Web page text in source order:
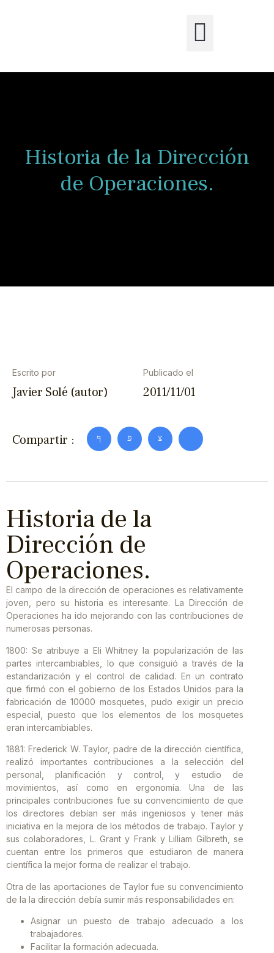
Historia de la Dirección
de Operaciones.
Escrito por
Javier Solé (autor)
Publicado el
2011/11/01
Compartir :
Historia de la
Dirección de
Operaciones.
El campo de la dirección de operaciones es relativamente
joven, pero su historia es interesante. La Dirección de
Operaciones ha ido mejorando con las contribuciones de
numerosas personas.
1800: Se atribuye a Eli Whitney la popularización de las
partes intercambiables, lo que consiguió a través de la
estandarización y el control de calidad. En un contrato
que firmó con el gobierno de los Estados Unidos para la
fabricación de 10000 mosquetes, pudo exigir un precio
especial, puesto que los elementos de los mosquetes
eran intercambiables.
1881: Frederick W. Taylor, padre de la dirección científica,
realizó importantes contribuciones a la selección del
personal, planificación y control, y estudio de
movimientos, así como en ergonomía. Una de las
principales contribuciones fue su convencimiento de que
los directores debían ser más ingeniosos y tener más
iniciativa en la mejora de los métodos de trabajo. Taylor y
sus colaboradores, L. Grant y Frank y Lilliam Gilbreth, se
cuentan entre los primeros que estudiaron de manera
científica la mejor forma de realizar el trabajo.
Otra de las aportaciones de Taylor fue su convencimiento
de la la dirección debía sumir más responsabilidades en:
Asignar un puesto de trabajo adecuado a los
trabajadores.
Facilitar la formación adecuada.